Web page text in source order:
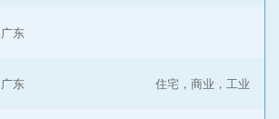
广东
广东 住宅，商业，工业